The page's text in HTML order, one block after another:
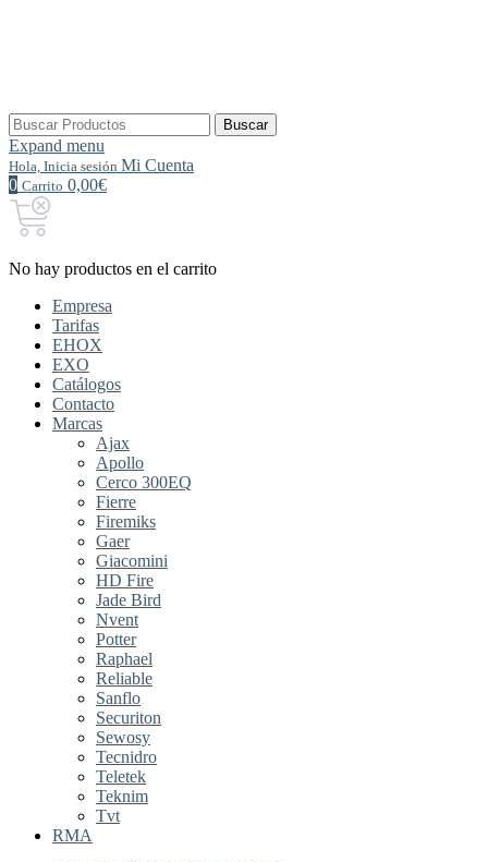
Buscar
por:
Buscar
Expand menu
Hola, Inicia sesión Mi Cuenta
0 Carrito 0,00€
No hay productos en el carrito
Empresa
Tarifas
EHOX
EXO
Catálogos
Contacto
Marcas
Ajax
Apollo
Cerco 300EQ
Fierre
Firemiks
Gaer
Giacomini
HD Fire
Jade Bird
Nvent
Potter
Raphael
Reliable
Sanflo
Securiton
Sewosy
Tecnidro
Teletek
Teknim
Tvt
RMA